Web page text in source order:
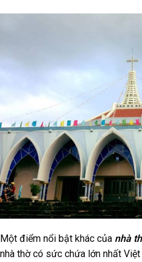
Một điểm nổi bật khác của nhà
nhà thờ có sức chứa lớn nhất